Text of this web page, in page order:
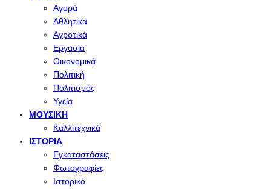
Αγορά
Αθλητικά
Αγροτικά
Εργασία
Οικονομικά
Πολιτική
Πολιτισμός
Υγεία
ΜΟΥΣΙΚΉ
Καλλιτεχνικά
ΙΣΤΟΡΊΑ
Εγκαταστάσεις
Φωτογραφίες
Ιστορικό